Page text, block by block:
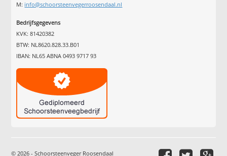
M: info@schoorsteenvegerroosendaal.nl
Bedrijfsgegevens
KVK: 81420382
BTW: NL8620.828.33.B01
IBAN: NL65 ABNA 0493 9717 93
© 2026 - Schoorsteenveger Roosendaal